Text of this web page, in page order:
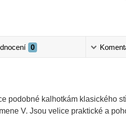
0
podobné kalhotkám klasického
V. Jsou velice praktické a